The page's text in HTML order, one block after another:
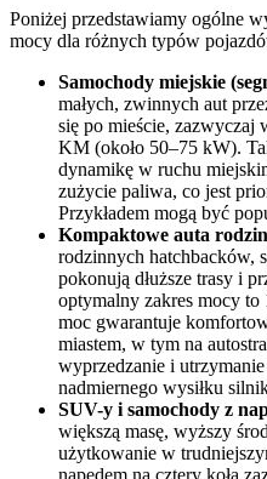
Poniżej przedstawiamy ogólne
mocy dla różnych typów
Samochody miejskie
małych, zwinnych aut
się po mieście, zazwyczaj
KM (około 50–75 kW).
dynamikę w ruchu
zużycie paliwa, co jest
Przykładem mogą być
Kompaktowe auta
rodzinnych hatchbacków,
pokonują dłuższe trasy i
optymalny zakres mocy
moc gwarantuje
miastem, w tym na
wyprzedzanie i
nadmiernego wysiłku
SUV-y i samochody z
większą masę, wyższy
użytkowanie w